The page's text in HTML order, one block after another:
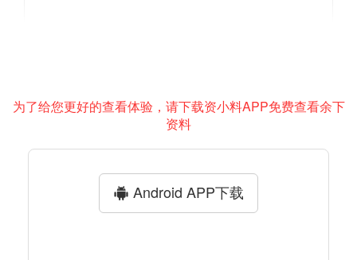
为了给您更好的查看体验，请下载资小料APP免费查看余下
资料
Android APP下载